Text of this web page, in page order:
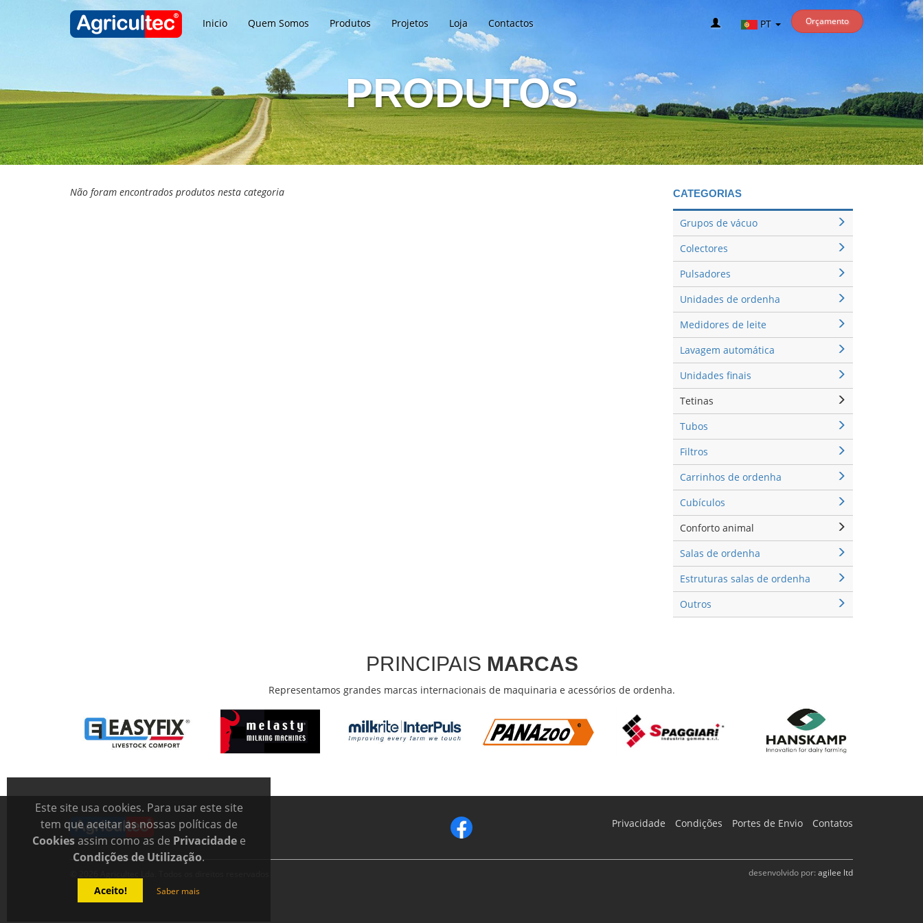
Inicio Quem Somos Produtos Projetos Loja Contactos PT Orçamento
PRODUTOS
CATEGORIAS
Grupos de vácuo
Colectores
Pulsadores
Unidades de ordenha
Medidores de leite
Lavagem automática
Unidades finais
Tetinas
Tubos
Filtros
Carrinhos de ordenha
Cubículos
Conforto animal
Salas de ordenha
Estruturas salas de ordenha
Outros
Não foram encontrados produtos nesta categoria
PRINCIPAIS MARCAS
Representamos grandes marcas internacionais de maquinaria e acessórios de ordenha.
Privacidade Condições Portes de Envio Contatos
desenvolvido por: agilee ltd
Este site usa cookies. Para usar este site
tem que aceitar as nossas políticas de
Cookiesassim como as de Privacidadee
Condições de Utilização.
Aceito! Saber mais